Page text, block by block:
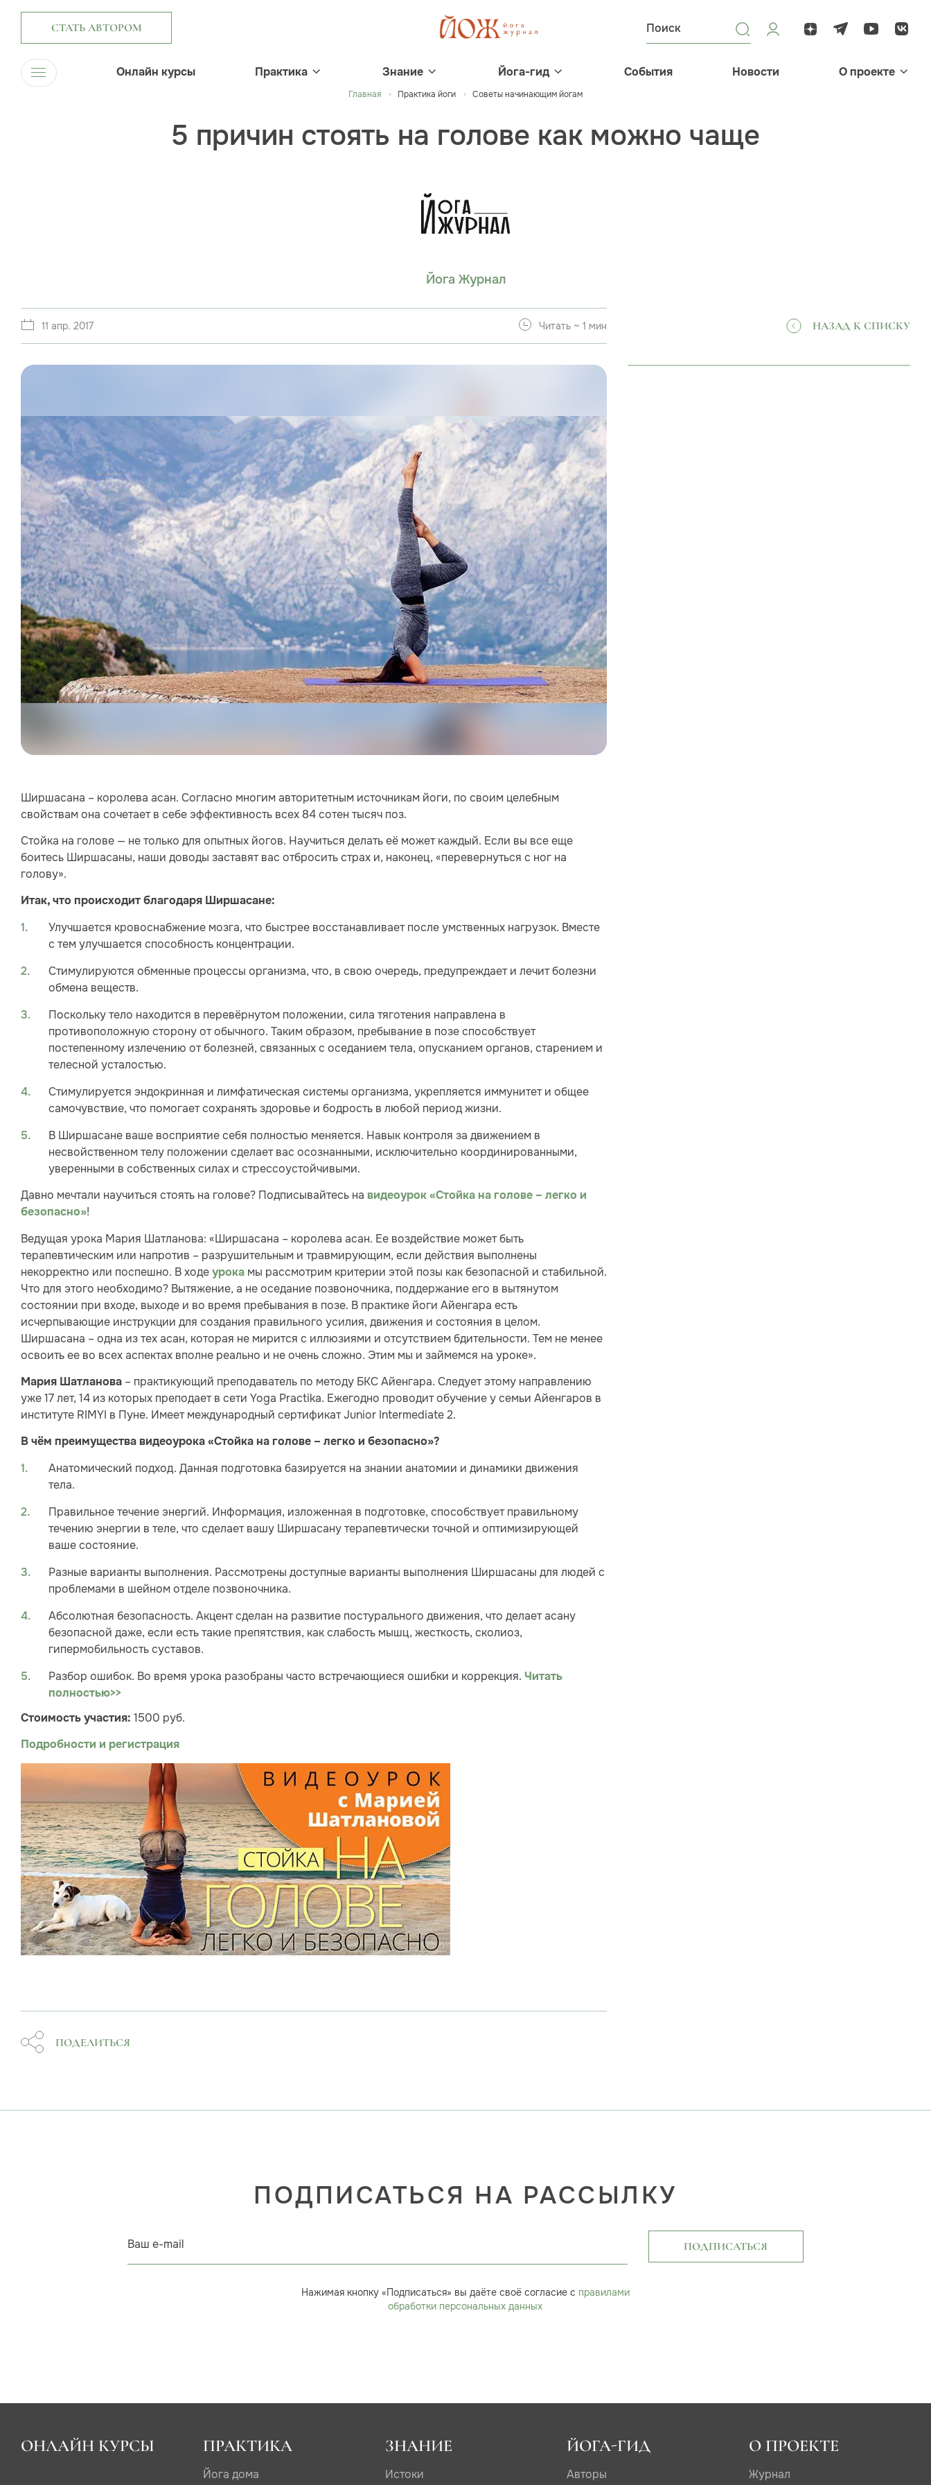
СТАТЬ АВТОРОМ
Онлайн курсы Практика Знание Йога-гид События Новости О проекте
Главная Практика йоги Советы начинающим йогам
5 причин стоять на голове как можно чаще
Йога Журнал
11 апр. 2017 Читать ~ 1 мин НАЗАД К СПИСКУ
Ширшасана – королева асан. Согласно многим авторитетным источникам йоги, по своим целебным
свойствам она сочетает в себе эффективность всех 84 сотен тысяч поз.
Стойка на голове — не только для опытных йогов. Научиться делать её может каждый. Если вы все еще
боитесь Ширшасаны, наши доводы заставят вас отбросить страх и, наконец, «перевернуться с ног на
голову».
Итак, что происходит благодаря Ширшасане:
Улучшается кровоснабжение мозга, что быстрее восстанавливает после умственных нагрузок. Вместе
с тем улучшается способность концентрации.
Стимулируются обменные процессы организма, что, в свою очередь, предупреждает и лечит болезни
обмена веществ.
Поскольку тело находится в перевёрнутом положении, сила тяготения направлена в
противоположную сторону от обычного. Таким образом, пребывание в позе способствует
постепенному излечению от болезней, связанных с оседанием тела, опусканием органов, старением и
телесной усталостью.
Стимулируется эндокринная и лимфатическая системы организма, укрепляется иммунитет и общее
самочувствие, что помогает сохранять здоровье и бодрость в любой период жизни.
В Ширшасане ваше восприятие себя полностью меняется. Навык контроля за движением в
несвойственном телу положении сделает вас осознанными, исключительно координированными,
уверенными в собственных силах и стрессоустойчивыми.
Давно мечтали научиться стоять на голове? Подписывайтесь на видеоурок «Стойка на голове – легко и
безопасно»!
Ведущая урока Мария Шатланова: «Ширшасана – королева асан. Ее воздействие может быть
терапевтическим или напротив – разрушительным и травмирующим, если действия выполнены
некорректно или поспешно. В ходе урока мы рассмотрим критерии этой позы как безопасной и стабильной.
Что для этого необходимо? Вытяжение, а не оседание позвоночника, поддержание его в вытянутом
состоянии при входе, выходе и во время пребывания в позе. В практике йоги Айенгара есть
исчерпывающие инструкции для создания правильного усилия, движения и состояния в целом.
Ширшасана – одна из тех асан, которая не мирится с иллюзиями и отсутствием бдительности. Тем не менее
освоить ее во всех аспектах вполне реально и не очень сложно. Этим мы и займемся на уроке».
Мария Шатланова – практикующий преподаватель по методу БКС Айенгара. Следует этому направлению
уже 17 лет, 14 из которых преподает в сети Yoga Practika. Ежегодно проводит обучение у семьи Айенгаров в
институте RIMYI в Пуне. Имеет международный сертификат Junior Intermediate 2.
В чём преимущества видеоурока «Стойка на голове – легко и безопасно»?
Анатомический подход. Данная подготовка базируется на знании анатомии и динамики движения
тела.
Правильное течение энергий. Информация, изложенная в подготовке, способствует правильному
течению энергии в теле, что сделает вашу Ширшасану терапевтически точной и оптимизирующей
ваше состояние.
Разные варианты выполнения. Рассмотрены доступные варианты выполнения Ширшасаны для людей с
проблемами в шейном отделе позвоночника.
Абсолютная безопасность. Акцент сделан на развитие постурального движения, что делает асану
безопасной даже, если есть такие препятствия, как слабость мышц, жесткость, сколиоз,
гипермобильность суставов.
Разбор ошибок. Во время урока разобраны часто встречающиеся ошибки и коррекция. Читать
полностью>>
Стоимость участия: 1500 руб.
Подробности и регистрация
ПОДЕЛИТЬСЯ
ПОДПИСАТЬСЯ НА РАССЫЛКУ
Ваш e-mail ПОДПИСАТЬСЯ
Нажимая кнопку «Подписаться» вы даёте своё согласие с правилами
обработки персональных данных
ОНЛАЙН КУРСЫ ПРАКТИКА
Йога дома
ЗНАНИЕ
Истоки
ЙОГА-ГИД
Авторы
О ПРОЕКТЕ
Журнал